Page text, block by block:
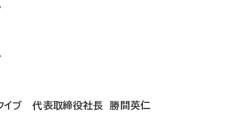
クイブ 代表取締役社長 勝間英仁